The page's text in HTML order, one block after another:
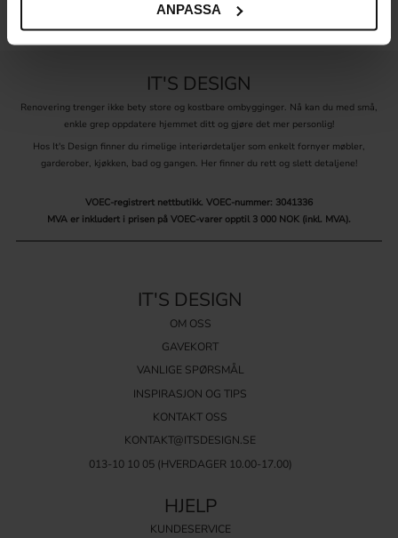
ANPASSA
IT'S DESIGN
Renovering trenger ikke bety store og kostbare ombygginger. Nå kan du med små,
enkle grep oppdatere hjemmet ditt og gjøre det mer personlig!
Hos It's Design finner du rimelige interiørdetaljer som enkelt fornyer møbler,
garderober, kjøkken, bad og gangen. Her finner du rett og slett detaljene!
VOEC-registrert nettbutikk. VOEC-nummer: 3041336
MVA er inkludert i prisen på VOEC-varer opptil 3 000 NOK (inkl. MVA).
IT'S DESIGN
OM OSS
GAVEKORT
VANLIGE SPØRSMÅL
INSPIRASJON OG TIPS
KONTAKT OSS
KONTAKT@ITSDESIGN.SE
013-10 10 05(HVERDAGER 10.00-17.00)
HJELP
KUNDESERVICE